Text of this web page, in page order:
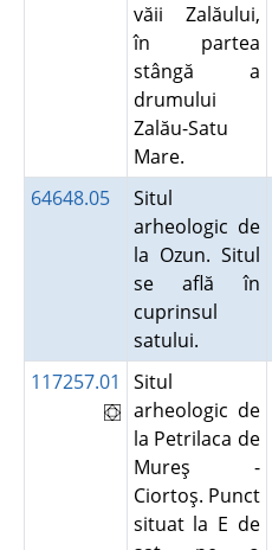
văii Zalăului,
în partea
stângă a
drumului
Zalău-Satu
Mare.
64648.05
Situl
arheologic de
la Ozun. Situl
se află în
cuprinsul
satului.
117257.01
Situl
arheologic de
la Petrilaca de
Mureş -
Ciortoş. Punct
situat la E de